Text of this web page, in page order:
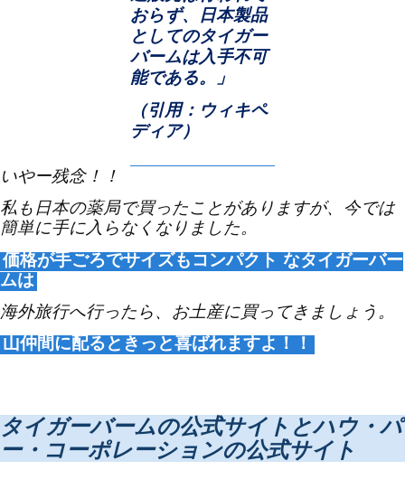
おらず、日本製品
としてのタイガー
バームは入手不可
能である。」
（引用：ウィキペ
ディア）
いやー残念！！
私も日本の薬局で買ったことがありますが、今では
簡単に手に入らなくなりました。
価格が手ごろでサイズもコンパクト なタイガーバー
ムは
海外旅行へ行ったら、お土産に買ってきましょう。
山仲間に配るときっと喜ばれますよ！！
タイガーバームの公式サイトとハウ・パ
ー・コーポレーションの公式サイト